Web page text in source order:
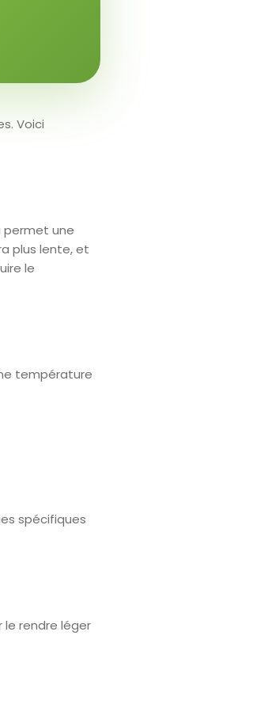
Voici
permet une
plus lente, et
le
température
spécifiques
le rendre léger